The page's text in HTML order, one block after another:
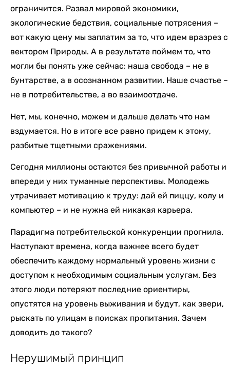
ограничится. Развал мировой экономики,
экологические бедствия, социальные потрясения –
вот какую цену мы заплатим за то, что идем вразрез с
вектором Природы. А в результате поймем то, что
могли бы понять уже сейчас: наша свобода – не в
бунтарстве, а в осознанном развитии. Наше счастье –
не в потребительстве, а во взаимоотдаче.
Нет, мы, конечно, можем и дальше делать что нам
вздумается. Но в итоге все равно придем к этому,
разбитые тщетными сражениями.
Сегодня миллионы остаются без привычной работы и
впереди у них туманные перспективы. Молодежь
утрачивает мотивацию к труду: дай ей пиццу, колу и
компьютер – и не нужна ей никакая карьера.
Парадигма потребительской конкуренции прогнила.
Наступают времена, когда важнее всего будет
обеспечить каждому нормальный уровень жизни с
доступом к необходимым социальным услугам. Без
этого люди потеряют последние ориентиры,
опустятся на уровень выживания и будут, как звери,
рыскать по улицам в поисках пропитания. Зачем
доводить до такого?
Нерушимый принцип